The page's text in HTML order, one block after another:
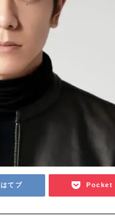
はてブ Pocket